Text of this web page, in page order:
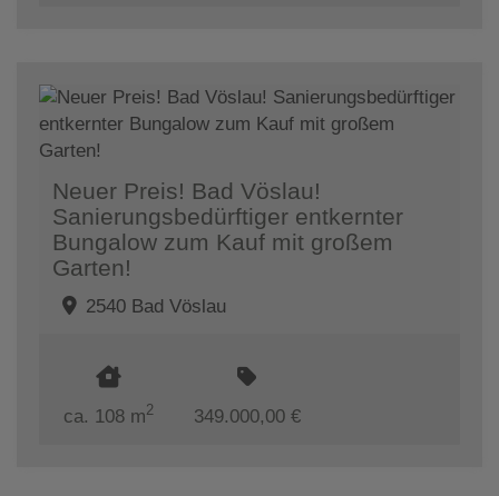
Neuer Preis! Bad Vöslau!
Sanierungsbedürftiger entkernter
Bungalow zum Kauf mit großem
Garten!
2540 Bad Vöslau
ca. 108 m2 349.000,00 €